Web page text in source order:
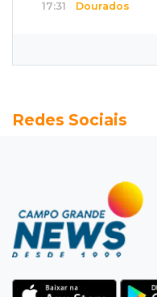
17:31 Dourados
Governo libera R$
Em
Pai de bebê
ser membro de
Família pede
Redes Sociais